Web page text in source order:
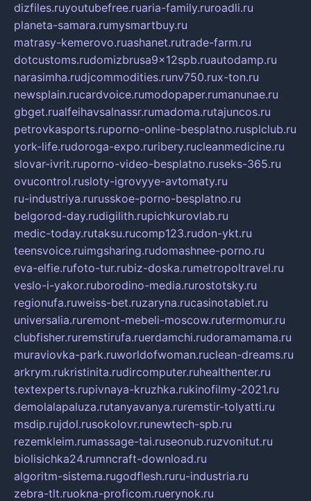
dizfiles.ruyoutubefree.ruaria-family.ruroadli.ru
planeta-samara.rumysmartbuy.ru
matrasy-kemerovo.ruashanet.rutrade-farm.ru
dotcustoms.rudomizbrusa9x12spb.ruautodamp.ru
narasimha.rudjcommodities.runv750.rux-ton.ru
newsplain.rucardvoice.rumodopaper.rumanunae.ru
gbget.rualfeihavsalnassr.rumadoma.rutajuncos.ru
petrovkasports.ruporno-online-besplatno.rusplclub.ru
york-life.rudoroga-expo.ruribery.rucleanmedicine.ru
slovar-ivrit.ruporno-video-besplatno.ruseks-365.ru
ovucontrol.rusloty-igrovyye-avtomaty.ru
ru-industriya.rurusskoe-porno-besplatno.ru
belgorod-day.rudigilith.rupichkurovlab.ru
medic-today.rutaksu.rucomp123.rudon-ykt.ru
teensvoice.ruimgsharing.rudomashnee-porno.ru
eva-elfie.rufoto-tur.rubiz-doska.rumetropoltravel.ru
veslo-i-yakor.ruborodino-media.rurostotsky.ru
regionufa.ruweiss-bet.ruzaryna.rucasinotablet.ru
universalia.ruremont-mebeli-moscow.rutermomur.ru
clubfisher.ruremstirufa.ruerdamchi.rudoramamama.ru
muraviovka-park.ruworldofwoman.ruclean-dreams.ru
arkrym.rukristinita.rudircomputer.ruhealthenter.ru
textexperts.rupivnaya-kruzhka.rukinofilmy-2021.ru
demolalapaluza.rutanyavanya.ruremstir-tolyatti.ru
msdip.rujdol.rusokolovr.runewtech-spb.ru
rezemkleim.rumassage-tai.ruseonub.ruzvonitut.ru
biolisichka24.rumncraft-download.ru
algoritm-sistema.rugodflesh.ruru-industria.ru
zebra-tlt.ruokna-proficom.ruerynok.ru